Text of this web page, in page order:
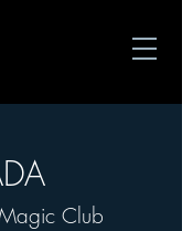
Club